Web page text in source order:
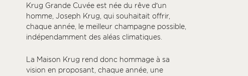
Krug Grande Cuvée est née du rêve d’un
homme, Joseph Krug, qui souhaitait offrir,
chaque année, le meilleur champagne possible,
indépendamment des aléas climatiques.
La Maison Krug rend donc hommage à sa
vision en proposant, chaque année, une